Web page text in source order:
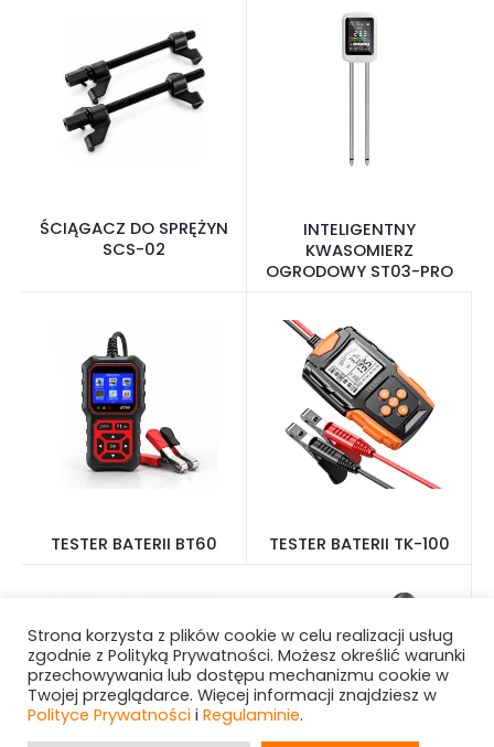
ŚCIĄGACZ DO SPRĘŻYN
SCS-02
INTELIGENTNY
KWASOMIERZ
OGRODOWY ST03-PRO
TESTER BATERII BT60 TESTER BATERII TK-100
Strona korzysta z plików cookie w celu realizacji usług
zgodnie z Polityką Prywatności. Możesz określić warunki
przechowywania lub dostępu mechanizmu cookie w
Twojej przeglądarce. Więcej informacji znajdziesz w
Polityce Prywatności i Regulaminie.